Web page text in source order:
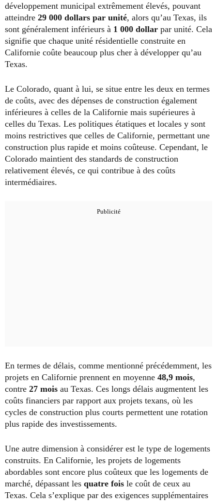
développement municipal extrêmement élevés, pouvant
atteindre 29 000 dollars par unité, alors qu’au Texas, ils
sont généralement inférieurs à 1 000 dollar par unité. Cela
signifie que chaque unité résidentielle construite en
Californie coûte beaucoup plus cher à développer qu’au
Texas.
Le Colorado, quant à lui, se situe entre les deux en termes
de coûts, avec des dépenses de construction également
inférieures à celles de la Californie mais supérieures à
celles du Texas. Les politiques étatiques et locales y sont
moins restrictives que celles de Californie, permettant une
construction plus rapide et moins coûteuse. Cependant, le
Colorado maintient des standards de construction
relativement élevés, ce qui contribue à des coûts
intermédiaires.
En termes de délais, comme mentionné précédemment, les
projets en Californie prennent en moyenne 48,9 mois,
contre 27 mois au Texas. Ces longs délais augmentent les
coûts financiers par rapport aux projets texans, où les
cycles de construction plus courts permettent une rotation
plus rapide des investissements.
Une autre dimension à considérer est le type de logements
construits. En Californie, les projets de logements
abordables sont encore plus coûteux que les logements de
marché, dépassant les quatre fois le coût de ceux au
Texas. Cela s’explique par des exigences supplémentaires